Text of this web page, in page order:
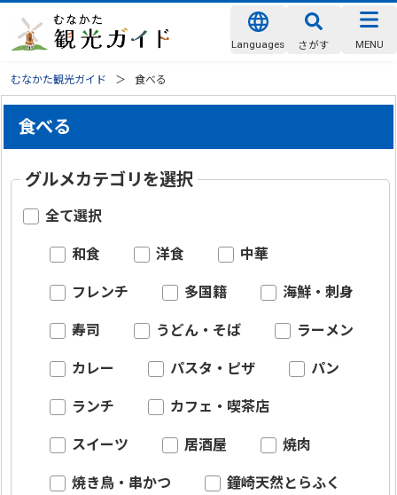
Languages さがす MENU
むなかた観光ガイド 食べる
食べる
グルメカテゴリを選択
全て選択
和食 洋食 中華
フレンチ 多国籍 海鮮・刺身
寿司 うどん・そば ラーメン
カレー パスタ・ピザ パン
ランチ カフェ・喫茶店
スイーツ 居酒屋 焼肉
焼き鳥・串かつ 鐘崎天然とらふく